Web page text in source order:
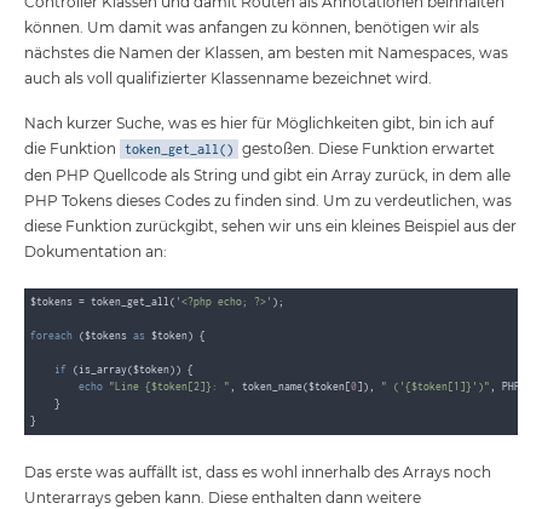
können. Um damit was anfangen zu können, benötigen wir als
nächstes die Namen der Klassen, am besten mit Namespaces, was
auch als voll qualifizierter Klassenname bezeichnet wird.
Nach kurzer Suche, was es hier für Möglichkeiten gibt, bin ich auf
die Funktion
token_get_all()
gestoßen. Diese Funktion erwartet
den PHP Quellcode als String und gibt ein Array zurück, in dem alle
PHP Tokens dieses Codes zu finden sind. Um zu verdeutlichen, was
diese Funktion zurückgibt, sehen wir uns ein kleines Beispiel aus der
Dokumentation an:
$tokens = token_get_all( '<?php echo; ?>' );
foreach ($tokens as $token) {
if (is_array($token)) {
echo
"Line {$token[2]}: " , token_name($token[0]), " ('{$token[1]}')" ,
    }
Das erste was auffällt ist, dass es wohl innerhalb des Arrays noch
Unterarrays geben kann. Diese enthalten dann weitere